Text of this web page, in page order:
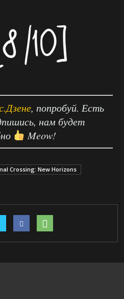
, попробуй. Есть
нам будет
Meow!
Crossing: New Horizons